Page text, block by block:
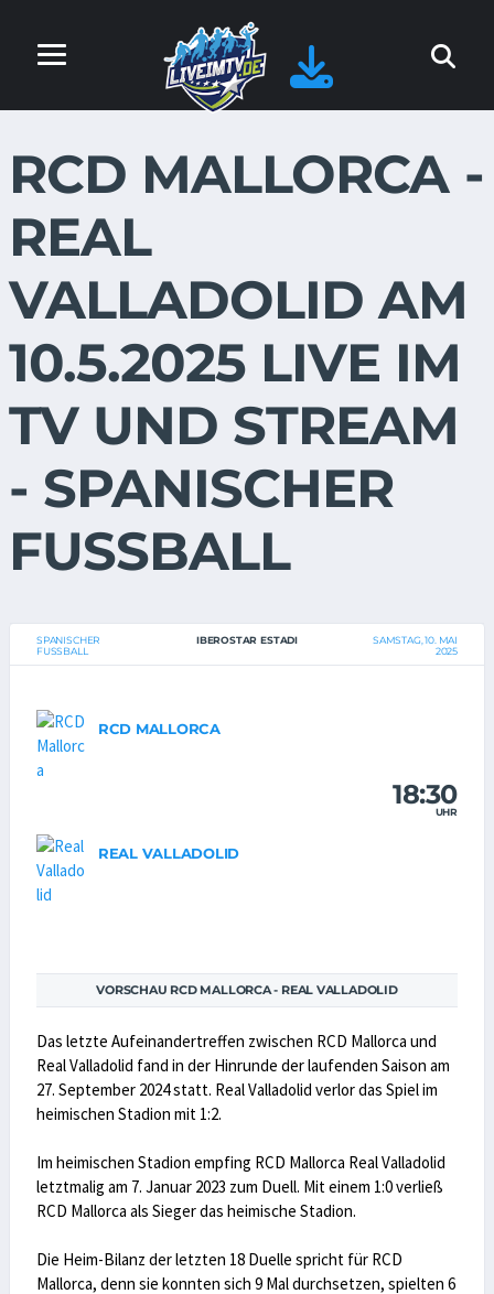
RCD MALLORCA -
REAL
VALLADOLID AM
10.5.2025 LIVE IM
TV UND STREAM
- SPANISCHER
FUSSBALL
SPANISCHER
FUSSBALL
IBEROSTAR ESTADI
SAMSTAG, 10. MAI
2025
RCD MALLORCA
18:30
UHR
REAL VALLADOLID
VORSCHAU RCD MALLORCA - REAL VALLADOLID
Das letzte Aufeinandertreffen zwischen RCD Mallorca und
Real Valladolid fand in der Hinrunde der laufenden Saison am
27. September 2024 statt. Real Valladolid verlor das Spiel im
heimischen Stadion mit 1:2.
Im heimischen Stadion empfing RCD Mallorca Real Valladolid
letztmalig am 7. Januar 2023 zum Duell. Mit einem 1:0 verließ
RCD Mallorca als Sieger das heimische Stadion.
Die Heim-Bilanz der letzten 18 Duelle spricht für RCD
Mallorca, denn sie konnten sich 9 Mal durchsetzen, spielten 6